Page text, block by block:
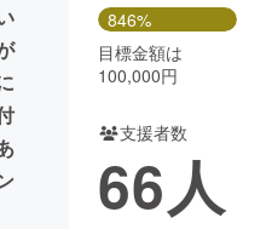
846%
目標金額は
100,000円
支援者数
66人